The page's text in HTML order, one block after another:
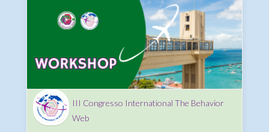
III Congresso International The Behavior
Web